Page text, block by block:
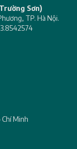
Sơn)
TP. Hà Nội.
Minh